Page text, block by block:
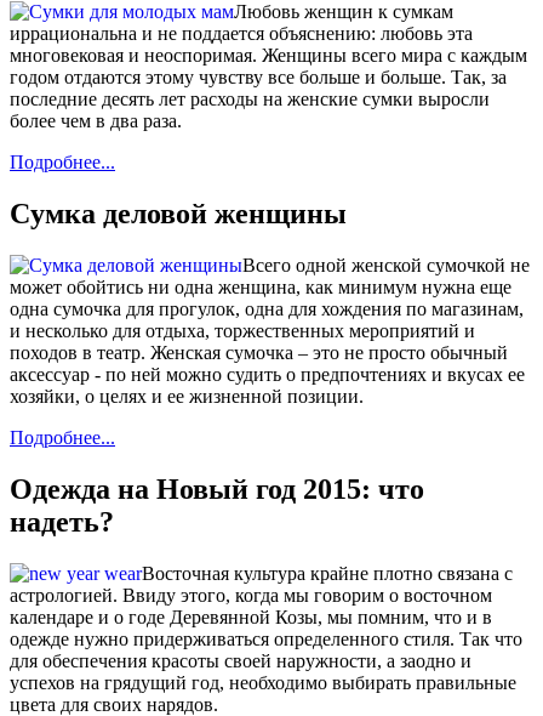
Любовь женщин к сумкам
иррациональна и не поддается объяснению: любовь эта
многовековая и неоспоримая. Женщины всего мира с каждым
годом отдаются этому чувству все больше и больше. Так, за
последние десять лет расходы на женские сумки выросли
более чем в два раза.
Подробнее...
Cумка деловой женщины
Всего одной женской сумочкой не
может обойтись ни одна женщина, как минимум нужна еще
одна сумочка для прогулок, одна для хождения по магазинам,
и несколько для отдыха, торжественных мероприятий и
походов в театр. Женская сумочка – это не просто обычный
аксессуар - по ней можно судить о предпочтениях и вкусах ее
хозяйки, о целях и ее жизненной позиции.
Подробнее...
Одежда на Новый год 2015: что
надеть?
Восточная культура крайне плотно связана с
астрологией. Ввиду этого, когда мы говорим о восточном
календаре и о годе Деревянной Козы, мы помним, что и в
одежде нужно придерживаться определенного стиля. Так что
для обеспечения красоты своей наружности, а заодно и
успехов на грядущий год, необходимо выбирать правильные
цвета для своих нарядов.